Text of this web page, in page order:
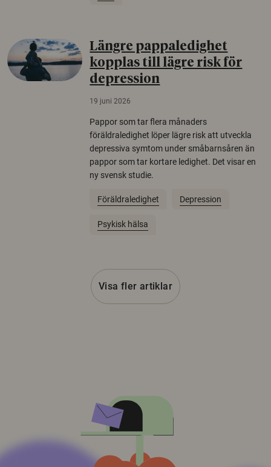
Längre pappaledighet
kopplas till lägre risk för
depression
19 juni 2026
Pappor som tar flera månaders
föräldraledighet löper lägre risk att utveckla
depressiva symtom under småbarnsåren än
pappor som tar kortare ledighet. Det visar en
ny svensk studie.
Föräldraledighet Depression
Psykisk hälsa
Visa fler artiklar